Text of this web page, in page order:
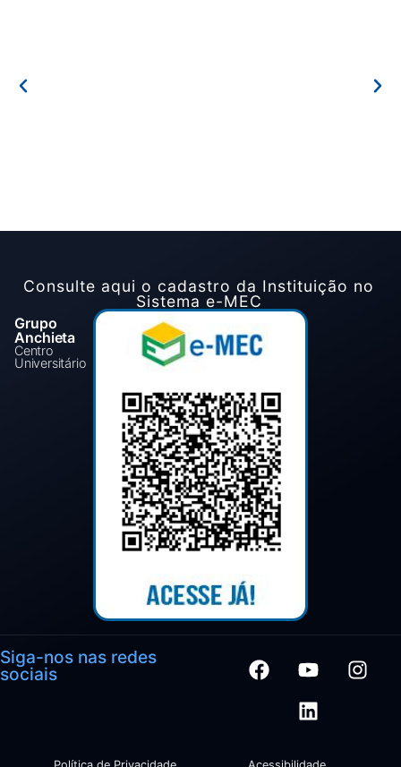
Grupo
Anchieta
Centro
Universitário
Consulte aqui o cadastro da Instituição no
Sistema e-MEC
Siga-nos nas redes
sociais